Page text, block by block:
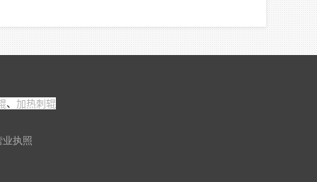
、 加热刺辊
业执照